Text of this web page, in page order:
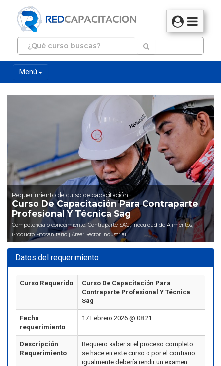
Menú
Requerimiento de curso de capacitación
Curso De Capacitación Para Contraparte
Profesional Y Técnica Sag
Competencia o conocimiento: Contraparte SAG, Inocuidad de Alimentos,
Producto Fitosanitario | Área: Sector Industrial
Datos del requerimiento
Curso Requerido
Curso De Capacitación Para
Contraparte Profesional Y Técnica
Sag
Fecha
requerimiento
17 Febrero 2026 @ 08:21
Descripción
Requerimiento
Requiero saber si el proceso completo
se hace en este curso o por el contrario
igualmente debería rendir un examen